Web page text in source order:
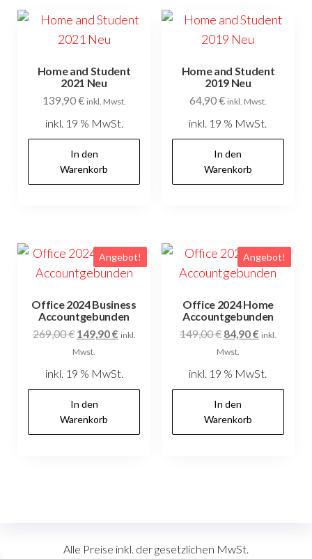
Home and Student
2021 Neu
139,90€ inkl. Mwst.
inkl. 19 % MwSt.
In den
Warenkorb
Home and Student
2019 Neu
64,90€ inkl. Mwst.
inkl. 19 % MwSt.
In den
Warenkorb
Angebot!
Office 2024 Business
Accountgebunden
269,00€ Ursprünglicher
Preis
149,90€Aktueller
inkl.
Mwst.
inkl. 19 % MwSt.
In den
Warenkorb
Angebot!
Office 2024 Home
Accountgebunden
149,00€ Ursprünglicher
Preis
84,90€Aktueller
inkl.
Mwst.
inkl. 19 % MwSt.
In den
Warenkorb
Alle Preise inkl. der gesetzlichen MwSt.